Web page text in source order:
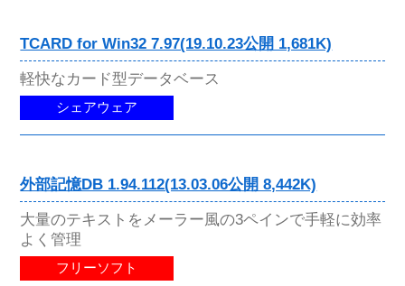
TCARD for Win32 7.97(19.10.23公開 1,681K)
軽快なカード型データベース
シェアウェア
外部記憶DB 1.94.112(13.03.06公開 8,442K)
大量のテキストをメーラー風の3ペインで手軽に効率
よく管理
フリーソフト